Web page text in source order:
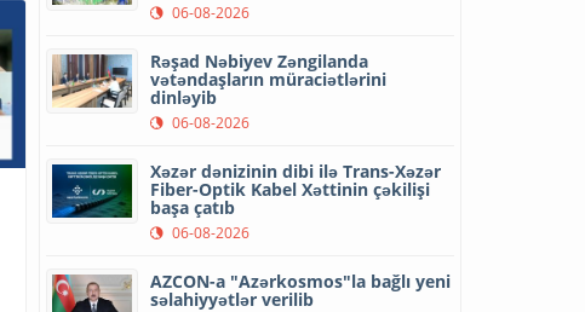
06-08-2026
Rəşad Nəbiyev Zəngilanda
vətəndaşların müraciətlərini
dinləyib
06-08-2026
Xəzər dənizinin dibi ilə Trans-Xəzər
Fiber-Optik Kabel Xəttinin çəkilişi
başa çatıb
06-08-2026
AZCON-a "Azərkosmos"la bağlı yeni
səlahiyyətlər verilib